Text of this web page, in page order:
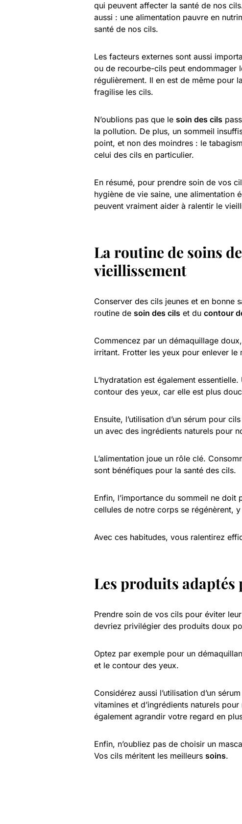
qui peuvent affecter la santé de nos
aussi : une alimentation pauvre en
santé de nos cils.
Les facteurs externes sont aussi
ou de recourbe-cils peut endommager
régulièrement. Il en est de même pour
fragilise les cils.
N’oublions pas que le soin des cils
la pollution. De plus, un sommeil
point, et non des moindres : le
celui des cils en particulier.
En résumé, pour prendre soin de vos
hygiène de vie saine, une alimentation
peuvent vraiment aider à ralentir le
La routine de soins
vieillissement
Conserver des cils jeunes et en bonne
routine de soin des cils et du contour
Commencez par un démaquillage
irritant. Frotter les yeux pour enlever
L’hydratation est également
contour des yeux, car elle est plus
Ensuite, l’utilisation d’un sérum pour
un avec des ingrédients naturels pour
L’alimentation joue un rôle clé.
sont bénéfiques pour la santé des cils.
Enfin, l’importance du sommeil ne doit
cellules de notre corps se régénèrent,
Avec ces habitudes, vous ralentirez
Les produits adaptés
Prendre soin de vos cils pour éviter leur
devriez privilégier des produits doux
Optez par exemple pour un
et le contour des yeux.
Considérez aussi l’utilisation d’un
vitamines et d’ingrédients naturels
également agrandir votre regard en
Enfin, n’oubliez pas de choisir un
Vos cils méritent les meilleurs soins.